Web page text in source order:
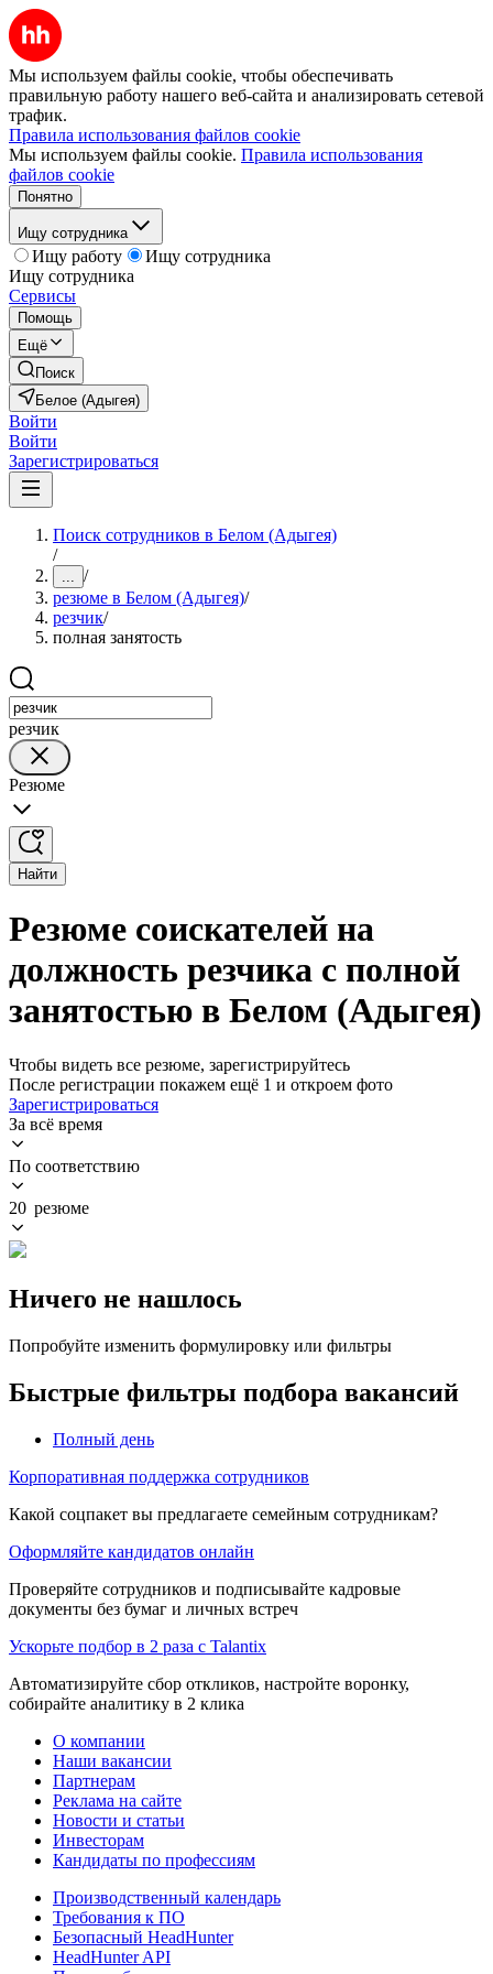
Мы используем файлы cookie, чтобы обеспечивать
правильную работу нашего веб-сайта и анализировать сетевой
трафик.
Правила использования файлов cookie
Мы используем файлы cookie. Правила использования
файлов cookie
Понятно
Ищу сотрудника
Ищу работу
Ищу сотрудника
Ищу сотрудника
Сервисы
Помощь
Ещё
Поиск
Белое (Адыгея)
Войти
Войти
Зарегистрироваться
Поиск сотрудников в Белом (Адыгея)
/
... /
резюме в Белом (Адыгея)/
резчик/
полная занятость
резчик
Резюме
Найти
Резюме соискателей на
должность резчика с полной
занятостью в Белом (Адыгея)
Чтобы видеть все резюме, зарегистрируйтесь
После регистрации покажем ещё 1 и откроем фото
Зарегистрироваться
За всё время
По соответствию
20 резюме
Ничего не нашлось
Попробуйте изменить формулировку или фильтры
Быстрые фильтры подбора вакансий
Полный день
Корпоративная поддержка сотрудников
Какой соцпакет вы предлагаете семейным сотрудникам?
Оформляйте кандидатов онлайн
Проверяйте сотрудников и подписывайте кадровые
документы без бумаг и личных встреч
Ускорьте подбор в 2 раза с Talantix
Автоматизируйте сбор откликов, настройте воронку,
собирайте аналитику в 2 клика
О компании
Наши вакансии
Партнерам
Реклама на сайте
Новости и статьи
Инвесторам
Кандидаты по профессиям
Производственный календарь
Требования к ПО
Безопасный HeadHunter
HeadHunter API